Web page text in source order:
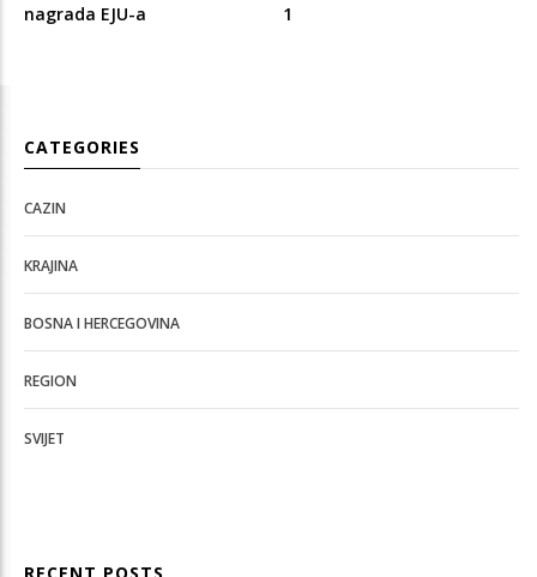
nagrada EJU-a
1
CATEGORIES
CAZIN
KRAJINA
BOSNA I HERCEGOVINA
REGION
SVIJET
RECENT POSTS